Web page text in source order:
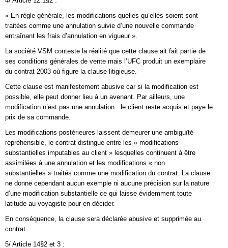
« En règle générale, les modifications quelles qu’elles soient sont
traitées comme une annulation suivie d’une nouvelle commande
entraînant les frais d’annulation en vigueur ».
La société VSM conteste la réalité que cette clause ait fait partie de
ses conditions générales de vente mais l’UFC produit un exemplaire
du contrat 2003 où figure la clause litigieuse.
Cette clause est manifestement abusive car si la modification est
possible, elle peut donner lieu à un avenant. Par ailleurs, une
modification n’est pas une annulation : le client reste acquis et paye le
prix de sa commande.
Les modifications postérieures laissent demeurer une ambiguïté
répréhensible, le contrat distingue entre les « modifications
substantielles imputables au client » lesquelles continuent à être
assimilées à une annulation et les modifications « non
substantielles » traités comme une modification du contrat. La clause
ne donne cependant aucun exemple ni aucune précision sur la nature
d’une modification substantielle ce qui laisse évidemment toute
latitude au voyagiste pour en décider.
En conséquence, la clause sera déclarée abusive et supprimée au
contrat.
5/ Article 14§2 et 3 :